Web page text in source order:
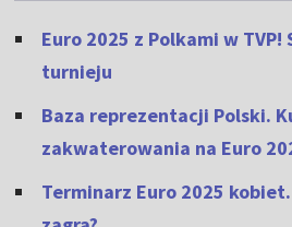
Euro 2025 z Polkami w TVP!
turnieju
Baza reprezentacji Polski.
zakwaterowania na Euro
Terminarz Euro 2025